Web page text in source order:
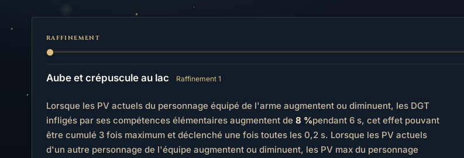
RAFFINEMENT
Aube et crépuscule au lac Raffinement 1
Lorsque les PV actuels du personnage équipé de l'arme augmentent ou diminuent, les DGT
infligés par ses compétences élémentaires augmentent de 8 %pendant 6 s, cet effet pouvant
être cumulé 3 fois maximum et déclenché une fois toutes les 0,2 s. Lorsque les PV actuels
d'un autre personnage de l'équipe augmentent ou diminuent, les PV max du personnage